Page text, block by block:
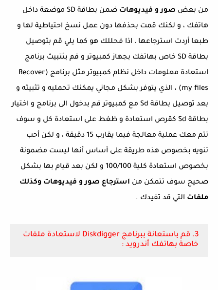
من بعض صور و فيديوهات
ضمن بطاقة SD موضعة داخل
هاتفك ، و لكنك قمت بحذفها دون عمل نسخ احتياطية لها و
طبعا أردت استرجاعها ، اذا فحللك هو كما يلي قم بتوصيل
بطاقة SD خاص بهاتفك بجهاز كمبيوتر و قم بثتبيث برنامج
استعادة معلومات داخل نظام كمبيوتر مثل برنامج (Recover
my files) ، الذي يتوفر بشكل مجاني يمكنك تحمليه و تثبيثه و
بعد توصيل بطاقة Sd مع كمبيوتر قم بدخول الى برنامج و اختيار
بطاقة Sd كقرص استعادة و ظغط على استعادة كل و سوف
تتم معك عملية معالجة فيما يقارب 15 دقيقة ، و لكن أحب
تنويه بخصوص هذه طريقة على أساس أنها ليست مضمونة
بخصوص استعادة كلية 100/100 و لكن بعد قيام بها بشكل
صحيح سوف تتمكن من استرجاع صور و فيديوهات وكذلك
ملفات التي قد تفيدك .
3. قم باستعانة ببرنامج Diskdigger لاستعادة ملفات
خاصة بهاتفك أندرويد :